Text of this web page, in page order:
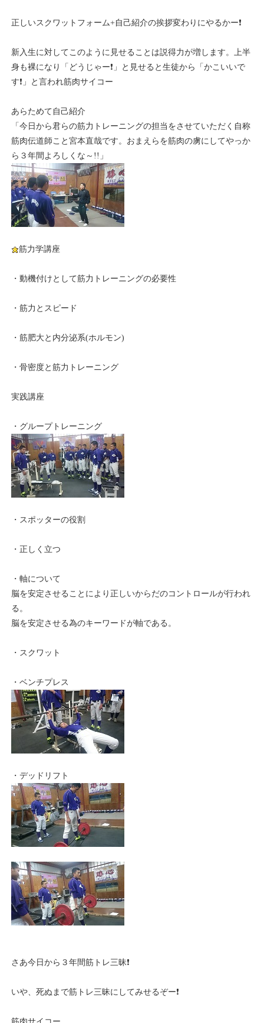
正しいスクワットフォーム+自己紹介の挨拶変わりにやるかー❗
新入生に対してこのように見せることは説得力が増します。上半
身も裸になり「どうじゃー❗」と見せると生徒から「かこいいで
す❗」と言われ筋肉サイコー
あらためて自己紹介
「今日から君らの筋力トレーニングの担当をさせていただく自称
筋肉伝道師こと宮本直哉です。おまえらを筋肉の虜にしてやっか
ら３年間よろしくな～!!」
筋力学講座
・動機付けとして筋力トレーニングの必要性
・筋力とスピード
・筋肥大と内分泌系(ホルモン)
・骨密度と筋力トレーニング
実践講座
・グループトレーニング
・スポッターの役割
・正しく立つ
・軸について
脳を安定させることにより正しいからだのコントロールが行われ
る。
脳を安定させる為のキーワードが軸である。
・スクワット
・ベンチプレス
・デッドリフト
さあ今日から３年間筋トレ三昧❗
いや、死ぬまで筋トレ三昧にしてみせるぞー❗